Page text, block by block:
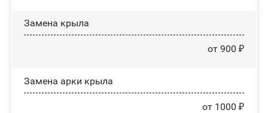
Замена крыла
от 900 ₽
Замена арки крыла
от 1000 ₽